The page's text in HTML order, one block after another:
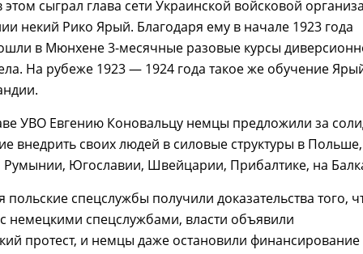
сыграл глава сети Украинской войсковой
некий Рико Ярый. Благодаря ему в начале 1923 года
в Мюнхене 3-месячные разовые курсы
На рубеже 1923 — 1924 года такое же обучение
УВО Евгению Коновальцу немцы предложили за
внедрить своих людей в силовые структуры в Польше,
Румынии, Югославии, Швейцарии, Прибалтике, на
польские спецслужбы получили доказательства того,
немецкими спецслужбами, власти объявили
протест, и немцы даже остановили